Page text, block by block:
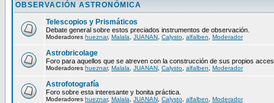
OBSERVACIÓN ASTRONÓMICA
Telescopios y Prismáticos
Debate general sobre estos preciados instrumentos de observación.
Moderadores hueznar, Malala JUANAN Calysto alfalben Moderador
Astrobricolage
Foro para aquellos que se atreven con la construcción de sus propios
Moderadores hueznar, Malala JUANAN Calysto alfalben Moderador
Astrofotografía
Foro sobre esta interesante y bonita práctica.
Moderadores hueznar, Malala JUANAN Calysto alfalben Moderador